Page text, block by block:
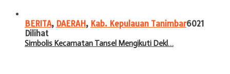
BERITA, DAERAH, Kab. Kepulauan Tanimbar6021
Dilihat
Simbolis Kecamatan Tansel Mengikuti Dekl…